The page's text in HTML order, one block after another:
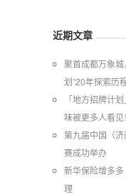
近期文章
聚首成都万象
划”20年探索历
「地方招牌计
味被更多人看见！
第九届中国（
赛成功举办
新华保险增多
理